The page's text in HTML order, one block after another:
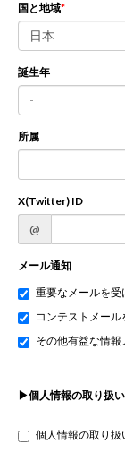
国と地域
日本
誕生年
-
所属
X(Twitter) ID
@
メール通知
重要なメールを受
コンテストメール
その他有益な情
▶個人情報の取り扱
個人情報の取り扱